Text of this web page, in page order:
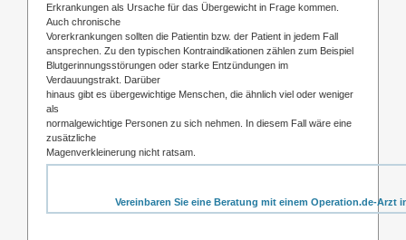
Erkrankungen als Ursache für das Übergewicht in Frage kommen.
Auch chronische
Vorerkrankungen sollten die Patientin bzw. der Patient in jedem Fall
ansprechen. Zu den typischen Kontraindikationen zählen zum Beispiel
Blutgerinnungsstörungen oder starke Entzündungen im
Verdauungstrakt. Darüber
hinaus gibt es übergewichtige Menschen, die ähnlich viel oder weniger
als
normalgewichtige Personen zu sich nehmen. In diesem Fall wäre eine
zusätzliche
Magenverkleinerung nicht ratsam.
Vereinbaren Sie eine Beratung mit einem Operation.de-Arzt